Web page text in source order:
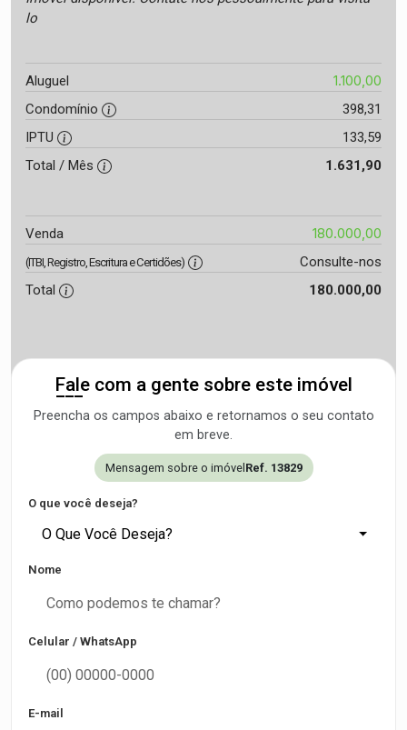
lo
Aluguel 1.100,00
Condomínio
398,31
IPTU
133,59
Total / Mês
1.631,90
Venda 180.000,00
(ITBI, Registro, Escritura e Certidões)
Consulte-nos
Total
180.000,00
Fale com a gente sobre este imóvel
Preencha os campos abaixo e retornamos o seu contato
em breve.
Mensagem sobre o imóvel Ref. 13829
O que você deseja?
O Que Você Deseja?
Nome
Celular / WhatsApp
E-mail